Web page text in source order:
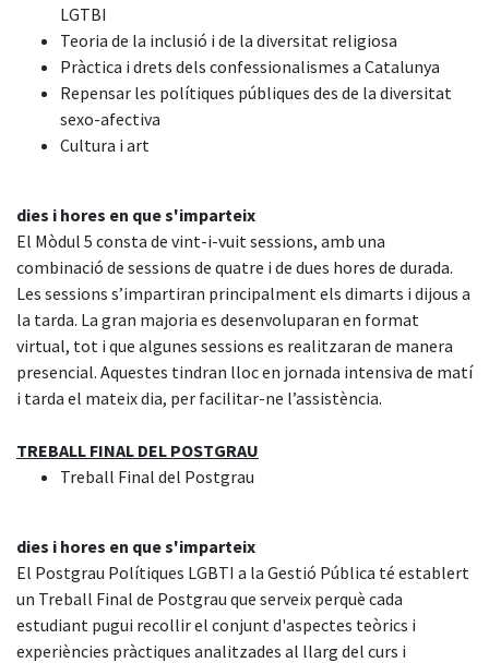
LGTBI
Teoria de la inclusió i de la diversitat religiosa
Pràctica i drets dels confessionalismes a Catalunya
Repensar les polítiques públiques des de la diversitat
sexo-afectiva
Cultura i art
dies i hores en que s'imparteix
El Mòdul 5 consta de vint-i-vuit sessions, amb una
combinació de sessions de quatre i de dues hores de durada.
Les sessions s’impartiran principalment els dimarts i dijous a
la tarda. La gran majoria es desenvoluparan en format
virtual, tot i que algunes sessions es realitzaran de manera
presencial. Aquestes tindran lloc en jornada intensiva de matí
i tarda el mateix dia, per facilitar-ne l’assistència.
TREBALL FINAL DEL POSTGRAU
Treball Final del Postgrau
dies i hores en que s'imparteix
El Postgrau Polítiques LGBTI a la Gestió Pública té establert
un Treball Final de Postgrau que serveix perquè cada
estudiant pugui recollir el conjunt d'aspectes teòrics i
experiències pràctiques analitzades al llarg del curs i